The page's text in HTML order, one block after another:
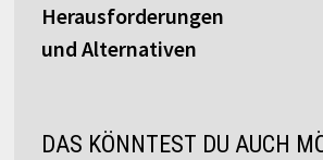
Herausforderungen
und Alternativen
DAS KÖNNTEST DU AUCH